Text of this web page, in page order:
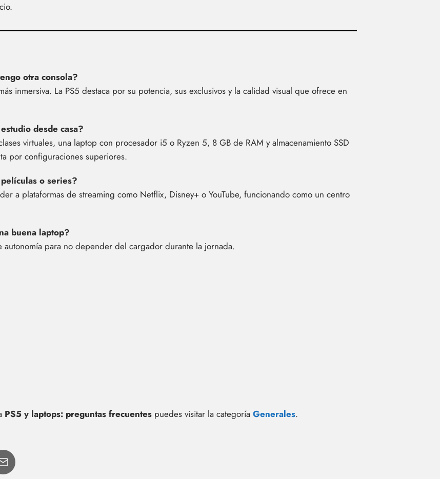
otra consola?
inmersiva. La PS5 destaca por su potencia, sus exclusivos y la calidad visual que ofrece en
desde casa?
virtuales, una laptop con procesador i5 o Ryzen 5, 8 GB de RAM y almacenamiento SSD
por configuraciones superiores.
o series?
a plataformas de streaming como Netflix, Disney+ o YouTube, funcionando como un centro
buena laptop?
para no depender del cargador durante la jornada.
PS5 y laptops: preguntas frecuentes puedes visitar la categoría Generales.